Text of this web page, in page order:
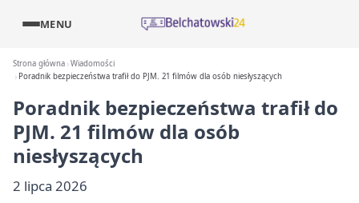
MENU
Strona główna Wiadomości
Poradnik bezpieczeństwa trafił do PJM. 21 filmów dla osób niesłyszących
Poradnik bezpieczeństwa trafił do
PJM. 21 filmów dla osób
niesłyszących
2 lipca 2026